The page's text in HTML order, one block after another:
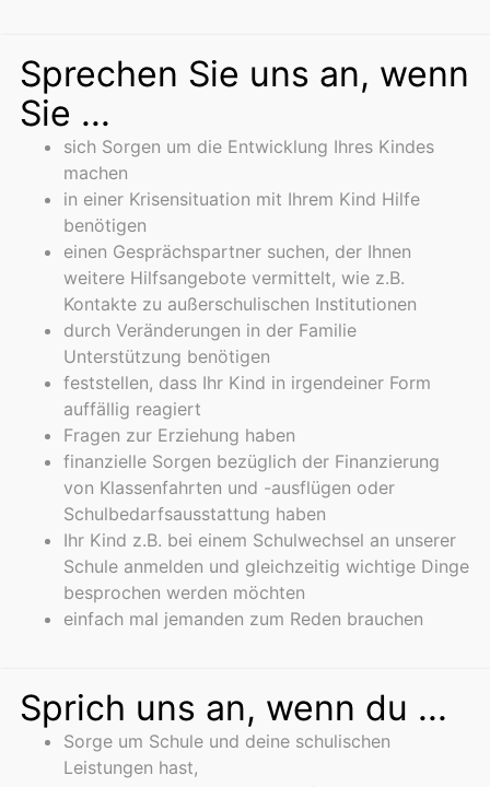
Sprechen Sie uns an, wenn
Sie ...
sich Sorgen um die Entwicklung Ihres Kindes
machen
in einer Krisensituation mit Ihrem Kind Hilfe
benötigen
einen Gesprächspartner suchen, der Ihnen
weitere Hilfsangebote vermittelt, wie z.B.
Kontakte zu außerschulischen Institutionen
durch Veränderungen in der Familie
Unterstützung benötigen
feststellen, dass Ihr Kind in irgendeiner Form
auffällig reagiert
Fragen zur Erziehung haben
finanzielle Sorgen bezüglich der Finanzierung
von Klassenfahrten und -ausflügen oder
Schulbedarfsausstattung haben
Ihr Kind z.B. bei einem Schulwechsel an unserer
Schule anmelden und gleichzeitig wichtige Dinge
besprochen werden möchten
einfach mal jemanden zum Reden brauchen
Sprich uns an, wenn du ...
Sorge um Schule und deine schulischen
Leistungen hast,